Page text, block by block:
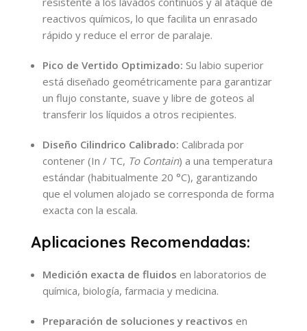
reactivos químicos, lo que facilita un enrasado
rápido y reduce el error de paralaje.
Pico de Vertido Optimizado: Su labio superior
está diseñado geométricamente para garantizar
un flujo constante, suave y libre de goteos al
transferir los líquidos a otros recipientes.
Diseño Cilindrico Calibrado: Calibrada por
contener (In / TC, To Contain) a una temperatura
estándar (habitualmente 20 °C), garantizando
que el volumen alojado se corresponda de forma
exacta con la escala.
Aplicaciones Recomendadas:
Medición exacta de fluidos en laboratorios de
química, biología, farmacia y medicina.
Preparación de soluciones y reactivos en